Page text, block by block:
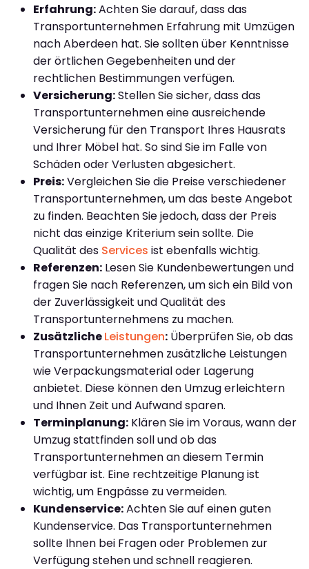
Erfahrung:Achten Sie darauf, dass das
Transportunternehmen Erfahrung mit Umzügen
nach Aberdeen hat. Sie sollten über Kenntnisse
der örtlichen Gegebenheiten und der
rechtlichen Bestimmungen verfügen.
Versicherung:Stellen Sie sicher, dass das
Transportunternehmen eine ausreichende
Versicherung für den Transport Ihres Hausrats
und Ihrer Möbel hat. So sind Sie im Falle von
Schäden oder Verlusten abgesichert.
Preis:Vergleichen Sie die Preise verschiedener
Transportunternehmen, um das beste Angebot
zu finden. Beachten Sie jedoch, dass der Preis
nicht das einzige Kriterium sein sollte. Die
Qualität des Services ist ebenfalls wichtig.
Referenzen: Lesen Sie Kundenbewertungen und
fragen Sie nach Referenzen, um sich ein Bild von
der Zuverlässigkeit und Qualität des
Transportunternehmens zu machen.
ZusätzlicheLeistungen: Überprüfen Sie, ob das
Transportunternehmen zusätzliche Leistungen
wie Verpackungsmaterial oder Lagerung
anbietet. Diese können den Umzug erleichtern
und Ihnen Zeit und Aufwand sparen.
Terminplanung: Klären Sie im Voraus, wann der
Umzug stattfinden soll und ob das
Transportunternehmen an diesem Termin
verfügbar ist. Eine rechtzeitige Planung ist
wichtig, um Engpässe zu vermeiden.
Kundenservice:Achten Sie auf einen guten
Kundenservice. Das Transportunternehmen
sollte Ihnen bei Fragen oder Problemen zur
Verfügung stehen und schnell reagieren.